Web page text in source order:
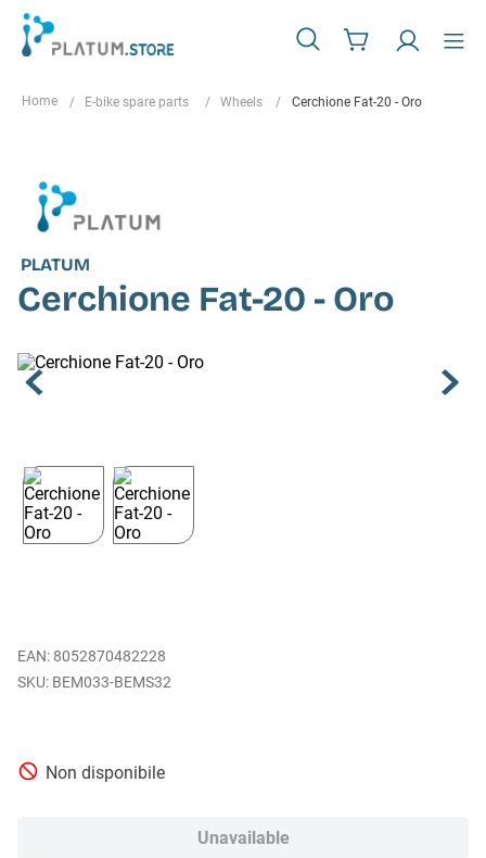
E-bike spare parts Wheels Cerchione Fat-20 - Oro
PLATUM
Cerchione Fat-20 - Oro
EAN: 8052870482228
BEM033-BEMS32
Non disponibile
Unavailable